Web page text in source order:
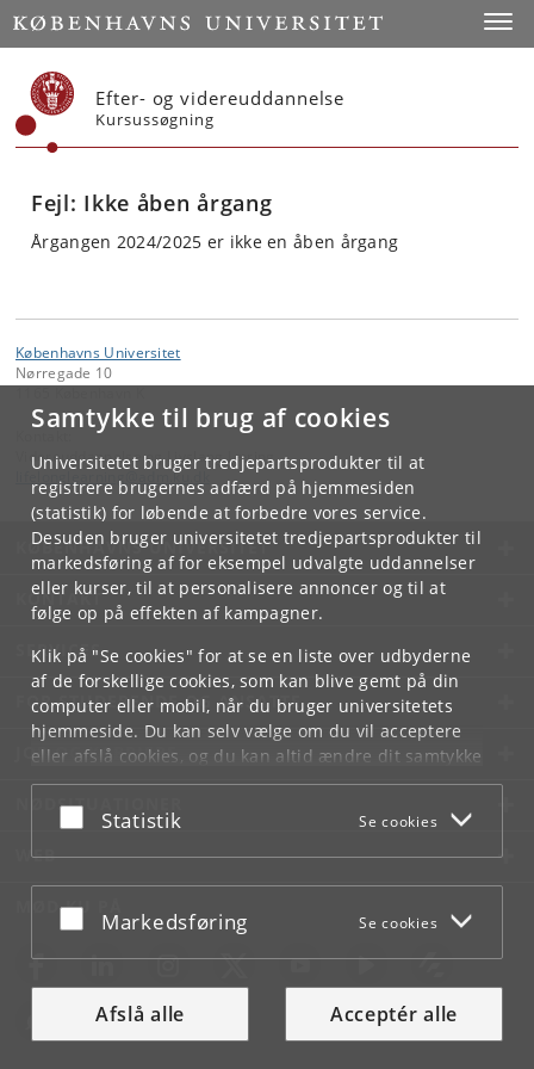
Samtykke til brug af cookies
Universitetet bruger tredjepartsprodukter til at
registrere brugernes adfærd på hjemmesiden
(statistik) for løbende at forbedre vores service.
Desuden bruger universitetet tredjepartsprodukter til
markedsføring af for eksempel udvalgte uddannelser
eller kurser, til at personalisere annoncer og til at
følge op på effekten af kampagner.
Klik på "Se cookies" for at se en liste over udbyderne
af de forskellige cookies, som kan blive gemt på din
computer eller mobil, når du bruger universitetets
hjemmeside. Du kan selv vælge om du vil acceptere
eller afslå cookies, og du kan altid ændre dit samtykke
underCookie- og privatlivspolitiksom du finder i
bunden af hver side.
Acceptér eller afslå
Statistik Se cookies
Acceptér eller afslå
Markedsføring Se cookies
Afslå alle Acceptér alle
Start
Efter- og videreuddannelse
Kursussøgning
Fejl: Ikke åben årgang
Årgangen 2024/2025 er ikke en åben årgang
Københavns Universitet
Nørregade 10
Videreuddannelse og Livslang Læring
.ku
KØBENHAVNS UNIVERSITET
KONTAKT
SERVICES
FOR STUDERENDE OG ANSATTE
JOB OG KARRIERE
NØDSITUATIONER
WEB
MØD KU PÅ